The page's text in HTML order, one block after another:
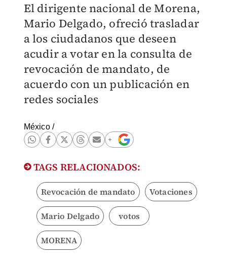
El dirigente nacional de Morena,
Mario Delgado, ofreció trasladar
a los ciudadanos que deseen
acudir a votar en la consulta de
revocación de mandato, de
acuerdo con un publicación en
redes sociales
México/
TAGS RELACIONADOS:
Revocación de mandato Votaciones
Mario Delgado votos
MORENA